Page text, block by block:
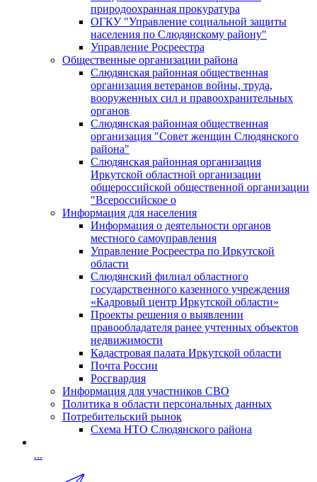
природоохранная прокуратура
ОГКУ "Управление социальной защиты
населения по Слюдянскому району"
Управление Росреестра
Общественные организации района
Слюдянская районная общественная
организация ветеранов войны, труда,
вооруженных сил и правоохранительных
органов
Слюдянская районная общественная
организация "Совет женщин Слюдянского
района"
Слюдянская районная организация
Иркутской областной организации
общероссийской общественной организации
"Всероссийское о
Информация для населения
Информация о деятельности органов
местного самоуправления
Управление Росреестра по Иркутской
области
Слюдянский филиал областного
государственного казенного учреждения
«Кадровый центр Иркутской области»
Проекты решения о выявлении
правообладателя ранее учтенных объектов
недвижимости
Кадастровая палата Иркутской области
Почта России
Росгвардия
Информация для участников СВО
Политика в области персональных данных
Потребительский рынок
Схема НТО Слюдянского района
...